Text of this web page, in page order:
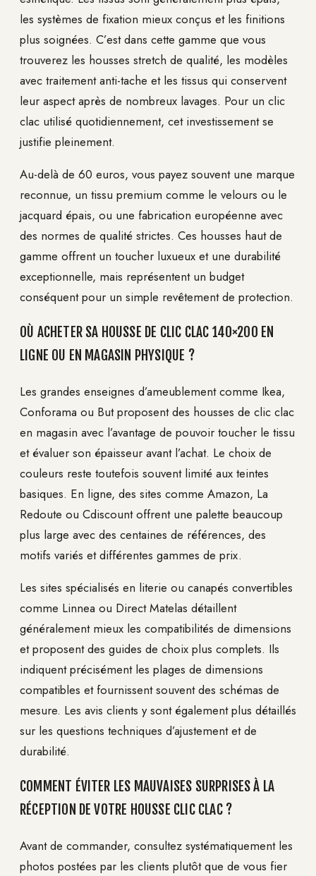
les systèmes de fixation mieux conçus et les finitions
plus soignées. C’est dans cette gamme que vous
trouverez les housses stretch de qualité, les modèles
avec traitement anti-tache et les tissus qui conservent
leur aspect après de nombreux lavages. Pour un clic
clac utilisé quotidiennement, cet investissement se
justifie pleinement.
Au-delà de 60 euros, vous payez souvent une marque
reconnue, un tissu premium comme le velours ou le
jacquard épais, ou une fabrication européenne avec
des normes de qualité strictes. Ces housses haut de
gamme offrent un toucher luxueux et une durabilité
exceptionnelle, mais représentent un budget
conséquent pour un simple revêtement de protection.
OÙ ACHETER SA HOUSSE DE CLIC CLAC 140×200 EN
LIGNE OU EN MAGASIN PHYSIQUE ?
Les grandes enseignes d’ameublement comme Ikea,
Conforama ou But proposent des housses de clic clac
en magasin avec l’avantage de pouvoir toucher le tissu
et évaluer son épaisseur avant l’achat. Le choix de
couleurs reste toutefois souvent limité aux teintes
basiques. En ligne, des sites comme Amazon, La
Redoute ou Cdiscount offrent une palette beaucoup
plus large avec des centaines de références, des
motifs variés et différentes gammes de prix.
Les sites spécialisés en literie ou canapés convertibles
comme Linnea ou Direct Matelas détaillent
généralement mieux les compatibilités de dimensions
et proposent des guides de choix plus complets. Ils
indiquent précisément les plages de dimensions
compatibles et fournissent souvent des schémas de
mesure. Les avis clients y sont également plus détaillés
sur les questions techniques d’ajustement et de
durabilité.
COMMENT ÉVITER LES MAUVAISES SURPRISES À LA
RÉCEPTION DE VOTRE HOUSSE CLIC CLAC ?
Avant de commander, consultez systématiquement les
photos postées par les clients plutôt que de vous fier